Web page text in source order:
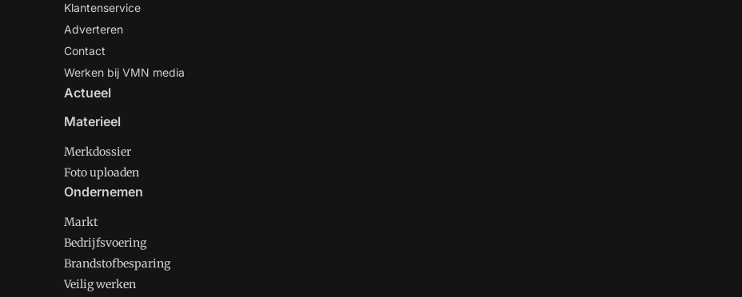
Klantenservice
Adverteren
Contact
Werken bij VMN media
Actueel
Materieel
Merkdossier
Foto uploaden
Ondernemen
Markt
Bedrijfsvoering
Brandstofbesparing
Veilig werken